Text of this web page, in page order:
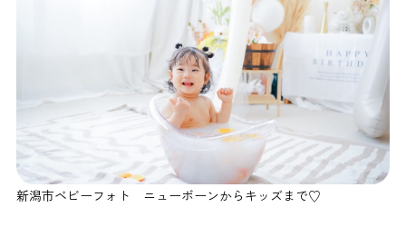
新潟市ベビーフォト ニューボーンからキッズまで♡